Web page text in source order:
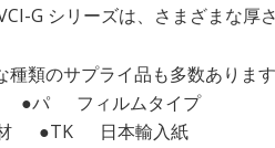
G シリーズは、さまざまな
種類のサプライ品も多数ありま
フィルムタイプ
●TK 日本輸入紙